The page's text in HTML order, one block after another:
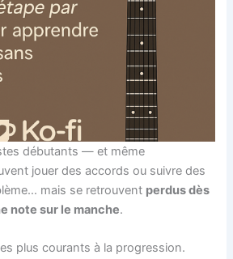
débutants — et même
jouer des accords ou suivre des
mais se retrouvent perdus dès
note sur le manche.
plus courants à la progression.